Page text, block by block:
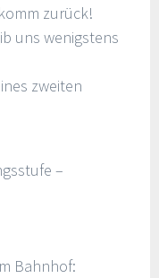
zurück!
uns wenigstens
zweiten
–
Bahnhof: